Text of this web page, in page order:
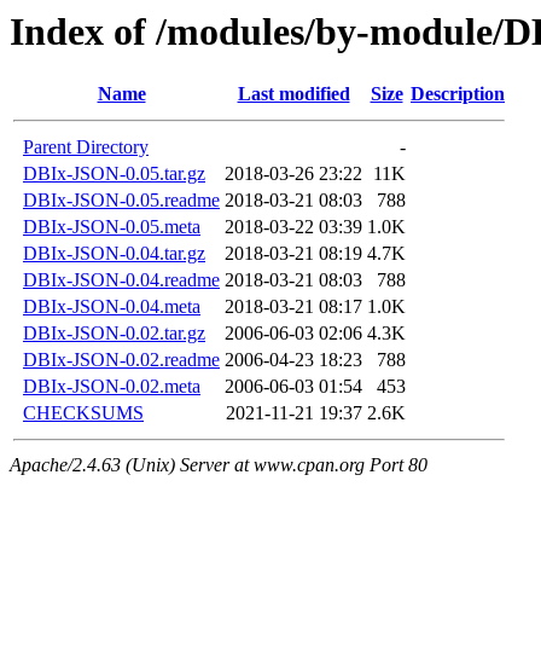
Index of /modules/by-module/
Name Last modified Size Description
Parent Directory
-
DBIx-JSON-0.05.tar.gz
2018-03-26 23:22 11K
DBIx-JSON-0.05.readme 2018-03-21 08:03
788
DBIx-JSON-0.05.meta
2018-03-22 03:39 1.0K
DBIx-JSON-0.04.tar.gz
2018-03-21 08:19 4.7K
DBIx-JSON-0.04.readme 2018-03-21 08:03
788
DBIx-JSON-0.04.meta
2018-03-21 08:17 1.0K
DBIx-JSON-0.02.tar.gz
2006-06-03 02:06 4.3K
DBIx-JSON-0.02.readme 2006-04-23 18:23
788
DBIx-JSON-0.02.meta
2006-06-03 01:54
453
CHECKSUMS
2021-11-21 19:37 2.6K
Apache/2.4.63 (Unix) Server at www.cpan.org Port 80